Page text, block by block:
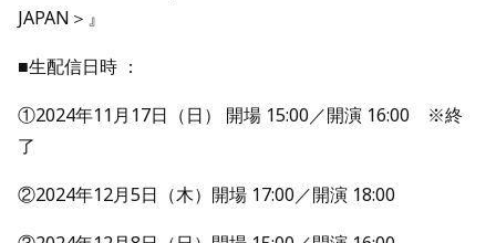
JAPAN＞』
■生配信日時 ：
①2024年11月17日（日） 開場 15:00／開演 16:00 ※終
了
②2024年12月5日（木）開場 17:00／開演 18:00